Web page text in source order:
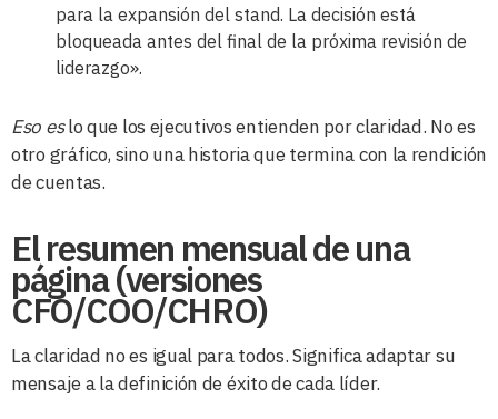
para la expansión del stand. La decisión está
bloqueada antes del final de la próxima revisión de
liderazgo».
Eso eslo que los ejecutivos entienden por claridad. No es
otro gráfico, sino una historia que termina con la rendición
de cuentas.
El resumen mensual de una
página (versiones
CFO/COO/CHRO)
La claridad no es igual para todos. Significa adaptar su
mensaje a la definición de éxito de cada líder.